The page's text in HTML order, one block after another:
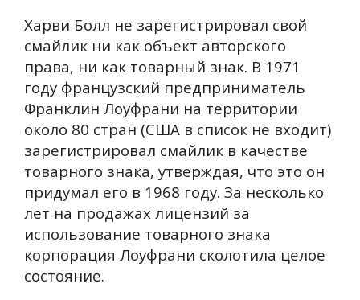
Харви Болл не зарегистрировал свой
смайлик ни как объект авторского
права, ни как товарный знак. В 1971
году французский предприниматель
Франклин Лоуфрани на территории
около 80 стран (США в список не входит)
зарегистрировал смайлик в качестве
товарного знака, утверждая, что это он
придумал его в 1968 году. За несколько
лет на продажах лицензий за
использование товарного знака
корпорация Лоуфрани сколотила целое
состояние.